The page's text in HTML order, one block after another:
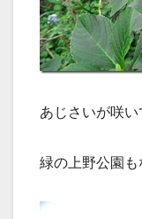
あじさいが咲い
緑の上野公園